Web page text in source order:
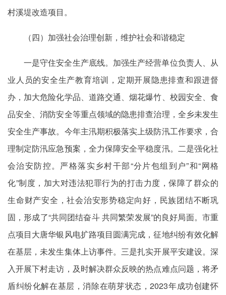
村溪堤改造项目。
（四）加强社会治理创新，维护社会和谐稳定
一是守住安全生产底线。加强生产经营单位负责人、从
业人员的安全生产教育培训，定期开展隐患排查和跟进督
办，加大危险化学品、道路交通、烟花爆竹、校园安全、食
品安全、消防安全等重点领域的隐患排查治理，全乡未发生
安全生产事故。今年主汛期积极落实上级防汛工作要求，合
理制定防汛应急预案，全力保障安全平稳度汛。二是强化社
会治安防控。严格落实乡村干部“分片包组到户”和“网格
化”制度，加大对违法犯罪行为的打击力度，保障了群众的
生命财产安全，社会治安形势稳定向好，民族团结不断巩
固，形成了“共同团结奋斗 共同繁荣发展”的良好局面。市重
点项目大唐华银风电扩路项目圆满完成，征地纠纷有效化解
在基层，未发生集体上访事件。三是扎实开展平安建设。深
入开展下村走访，及时解决群众反映的热点难点问题，将矛
盾纠纷化解在基层，消除在萌芽状态，2023年成功创建怀